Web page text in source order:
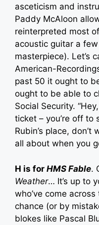
asceticism and
Paddy McAloon
reinterpreted most of
acoustic guitar a
masterpiece). Let’s
American-
past 50 it ought to
ought to be able to
Social Security.
ticket – you’re off to
Rubin’s place, don’t
all about when you
H is for HMS Fable.
Weather… It’s up to
who’ve come
chance (or by
blokes like Pascal